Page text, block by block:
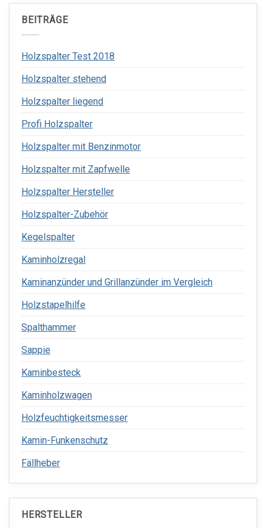
BEITRÄGE
Holzspalter Test 2018
Holzspalter stehend
Holzspalter liegend
Profi Holzspalter
Holzspalter mit Benzinmotor
Holzspalter mit Zapfwelle
Holzspalter Hersteller
Holzspalter-Zubehör
Kegelspalter
Kaminholzregal
Kaminanzünder und Grillanzünder im Vergleich
Holzstapelhilfe
Spalthammer
Sappie
Kaminbesteck
Kaminholzwagen
Holzfeuchtigkeitsmesser
Kamin-Funkenschutz
Fällheber
HERSTELLER